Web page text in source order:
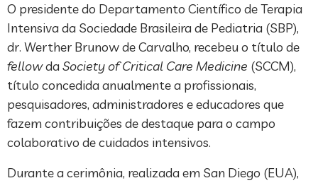
O presidente do Departamento Científico de Terapia
Intensiva da Sociedade Brasileira de Pediatria (SBP),
dr. Werther Brunow de Carvalho, recebeu o título de
fellowda Society of Critical Care Medicine (SCCM),
título concedida anualmente a profissionais,
pesquisadores, administradores e educadores que
fazem contribuições de destaque para o campo
colaborativo de cuidados intensivos.
Durante a cerimônia, realizada em San Diego (EUA),